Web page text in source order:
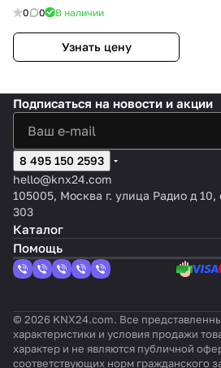
1х6.25А) (IARL, IP20 Пластик,
0 0 В наличии
Узнать цену
Подписаться на новости и акции
8 495 150 2593
hello@knx24.com
105005, Москва г. улица Радио д 10,
303
Каталог
Помощь
© 2026 KNX24.com. Все
характеристики и условия продажи
характер и не являются публичной
соответствующих норм гражданского